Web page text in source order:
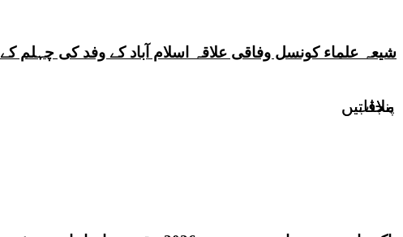
ملاقاتیں
پنجاب
ملاقاتیں
شیعہ علماء کونسل وفاقی علاقہ اسلام آباد کے وفد کی